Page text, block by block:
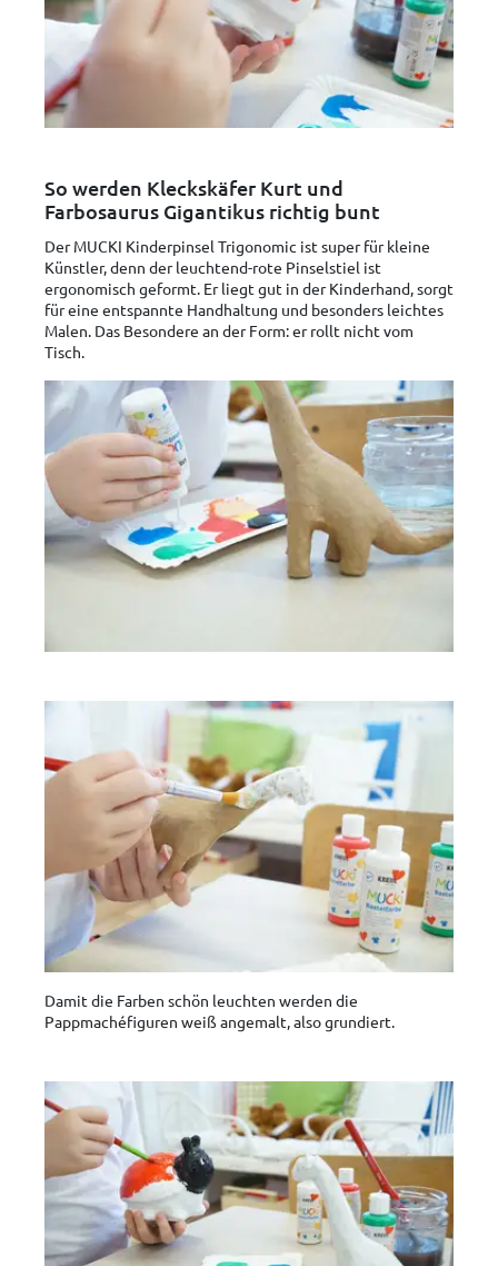
So werden Kleckskäfer Kurt und
Farbosaurus Gigantikus richtig bunt
Der MUCKI Kinderpinsel Trigonomic ist super für kleine
Künstler, denn der leuchtend-rote Pinselstiel ist
ergonomisch geformt. Er liegt gut in der Kinderhand, sorgt
für eine entspannte Handhaltung und besonders leichtes
Malen. Das Besondere an der Form: er rollt nicht vom
Tisch.
Damit die Farben schön leuchten werden die
Pappmachéfiguren weiß angemalt, also grundiert.